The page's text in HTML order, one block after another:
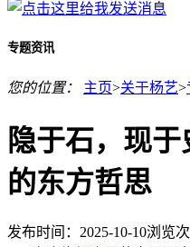
专题资讯
您的位置： 主页>关于杨艺>
隐于石，现
的东方哲思
发布时间：2025-10-10浏览次